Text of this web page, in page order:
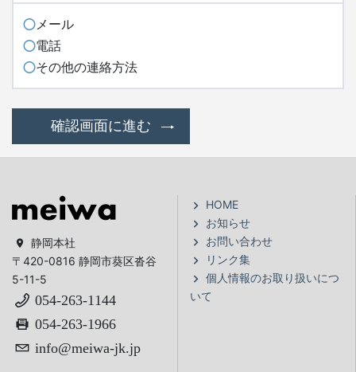
メール
電話
その他の連絡方法
確認画面に進む
静岡本社
〒420-0816 静岡市葵区沓谷
5-11-5
054-263-1144
054-263-1966
info@meiwa-jk.jp
HOME
お知らせ
お問い合わせ
リンク集
個人情報のお取り扱いにつ
いて